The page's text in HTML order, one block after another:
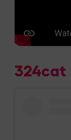
324cat